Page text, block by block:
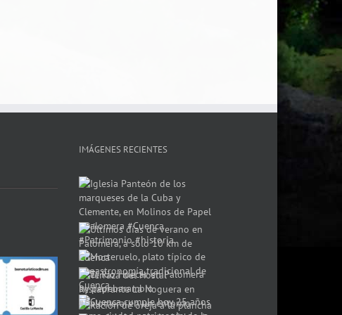
IMÁGENES RECIENTES